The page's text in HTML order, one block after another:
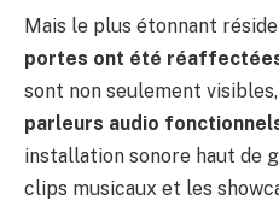
Mais le plus étonnant
portes ont été
sont non seulement
parleurs audio
installation sonore haut de
clips musicaux et les